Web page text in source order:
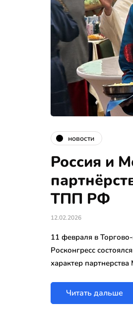
новости
Россия и
ТПП РФ
12.02.2026
11 февраля в
Росконгресс
характер
Читать дальше